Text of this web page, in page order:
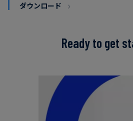
ダウンロード
Ready to get